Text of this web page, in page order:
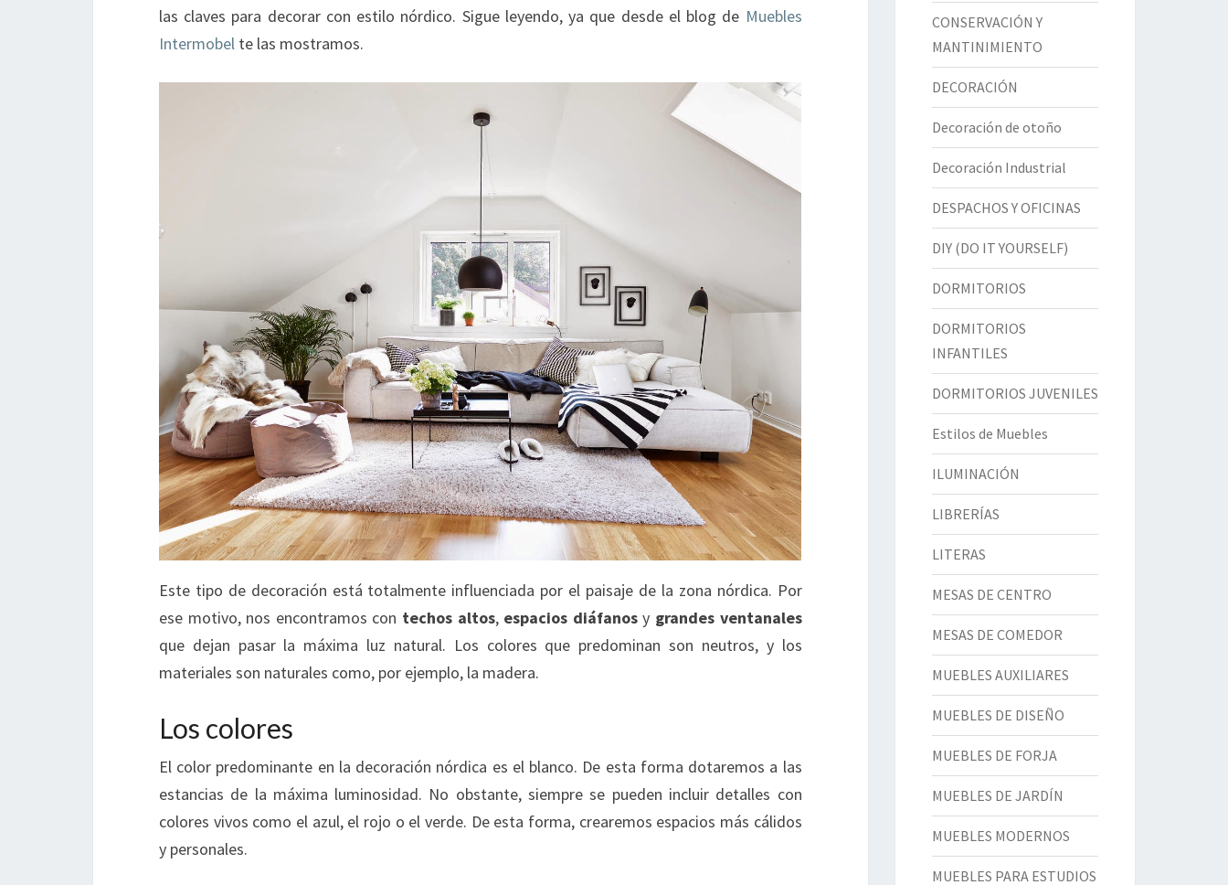
las claves para decorar con estilo nórdico. Sigue leyendo, ya que desde el blog de Muebles
Intermobel te las mostramos.
Este tipo de decoración está totalmente influenciada por el paisaje de la zona nórdica. Por
ese motivo, nos encontramos con techos altos, espacios diáfanosy grandes ventanales
que dejan pasar la máxima luz natural. Los colores que predominan son neutros, y los
materiales son naturales como, por ejemplo, la madera.
Los colores
El color predominante en la decoración nórdica es el blanco. De esta forma dotaremos a las
estancias de la máxima luminosidad. No obstante, siempre se pueden incluir detalles con
colores vivos como el azul, el rojo o el verde. De esta forma, crearemos espacios más cálidos
y personales.
CONSERVACIÓN Y
MANTINIMIENTO
DECORACIÓN
Decoración de otoño
Decoración Industrial
DESPACHOS Y OFICINAS
DIY (DO IT YOURSELF)
DORMITORIOS
DORMITORIOS
INFANTILES
DORMITORIOS JUVENILES
Estilos de Muebles
ILUMINACIÓN
LIBRERÍAS
LITERAS
MESAS DE CENTRO
MESAS DE COMEDOR
MUEBLES AUXILIARES
MUEBLES DE DISEÑO
MUEBLES DE FORJA
MUEBLES DE JARDÍN
MUEBLES MODERNOS
MUEBLES PARA ESTUDIOS